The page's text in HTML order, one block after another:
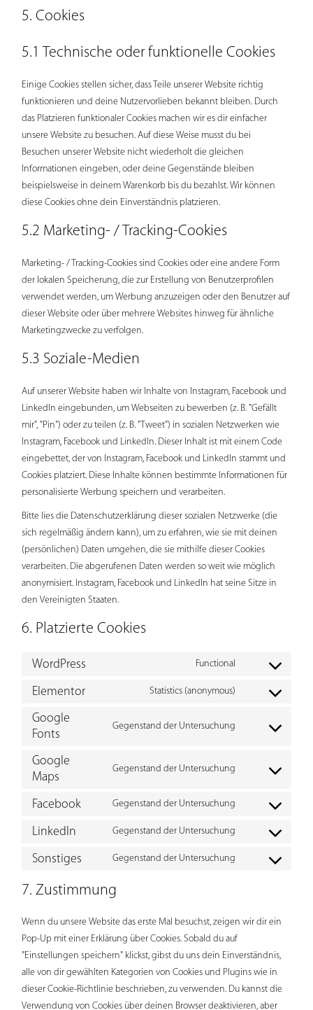
5. Cookies
5.1 Technische oder funktionelle Cookies
Einige Cookies stellen sicher, dass Teile unserer Website richtig
funktionieren und deine Nutzervorlieben bekannt bleiben. Durch
das Platzieren funktionaler Cookies machen wir es dir einfacher
unsere Website zu besuchen. Auf diese Weise musst du bei
Besuchen unserer Website nicht wiederholt die gleichen
Informationen eingeben, oder deine Gegenstände bleiben
beispielsweise in deinem Warenkorb bis du bezahlst. Wir können
diese Cookies ohne dein Einverständnis platzieren.
5.2 Marketing- / Tracking-Cookies
Marketing- / Tracking-Cookies sind Cookies oder eine andere Form
der lokalen Speicherung, die zur Erstellung von Benutzerprofilen
verwendet werden, um Werbung anzuzeigen oder den Benutzer auf
dieser Website oder über mehrere Websites hinweg für ähnliche
Marketingzwecke zu verfolgen.
5.3 Soziale-Medien
Auf unserer Website haben wir Inhalte von Instagram, Facebook und
LinkedIn eingebunden, um Webseiten zu bewerben (z. B. "Gefällt
mir", "Pin") oder zu teilen (z. B. "Tweet") in sozialen Netzwerken wie
Instagram, Facebook und LinkedIn. Dieser Inhalt ist mit einem Code
eingebettet, der von Instagram, Facebook und LinkedIn stammt und
Cookies platziert. Diese Inhalte können bestimmte Informationen für
personalisierte Werbung speichern und verarbeiten.
Bitte lies die Datenschutzerklärung dieser sozialen Netzwerke (die
sich regelmäßig ändern kann), um zu erfahren, wie sie mit deinen
(persönlichen) Daten umgehen, die sie mithilfe dieser Cookies
verarbeiten. Die abgerufenen Daten werden so weit wie möglich
anonymisiert. Instagram, Facebook und LinkedIn hat seine Sitze in
den Vereinigten Staaten.
6. Platzierte Cookies
WordPress Functional
Consent
wordpress
Elementor Statistics (anonymous)
Consent
elementor
Google
Fonts
Gegenstand der Untersuchung
Consent
Google
Maps
Gegenstand der Untersuchung
Consent
google-
Facebook Gegenstand der Untersuchung
Consent
facebook
LinkedIn Gegenstand der Untersuchung
Consent
linkedin
Sonstiges Gegenstand der Untersuchung
Consent
7. Zustimmung
Wenn du unsere Website das erste Mal besuchst, zeigen wir dir ein
Pop-Up mit einer Erklärung über Cookies. Sobald du auf
"Einstellungen speichern" klickst, gibst du uns dein Einverständnis,
alle von dir gewählten Kategorien von Cookies und Plugins wie in
dieser Cookie-Richtlinie beschrieben, zu verwenden. Du kannst die
Verwendung von Cookies über deinen Browser deaktivieren, aber